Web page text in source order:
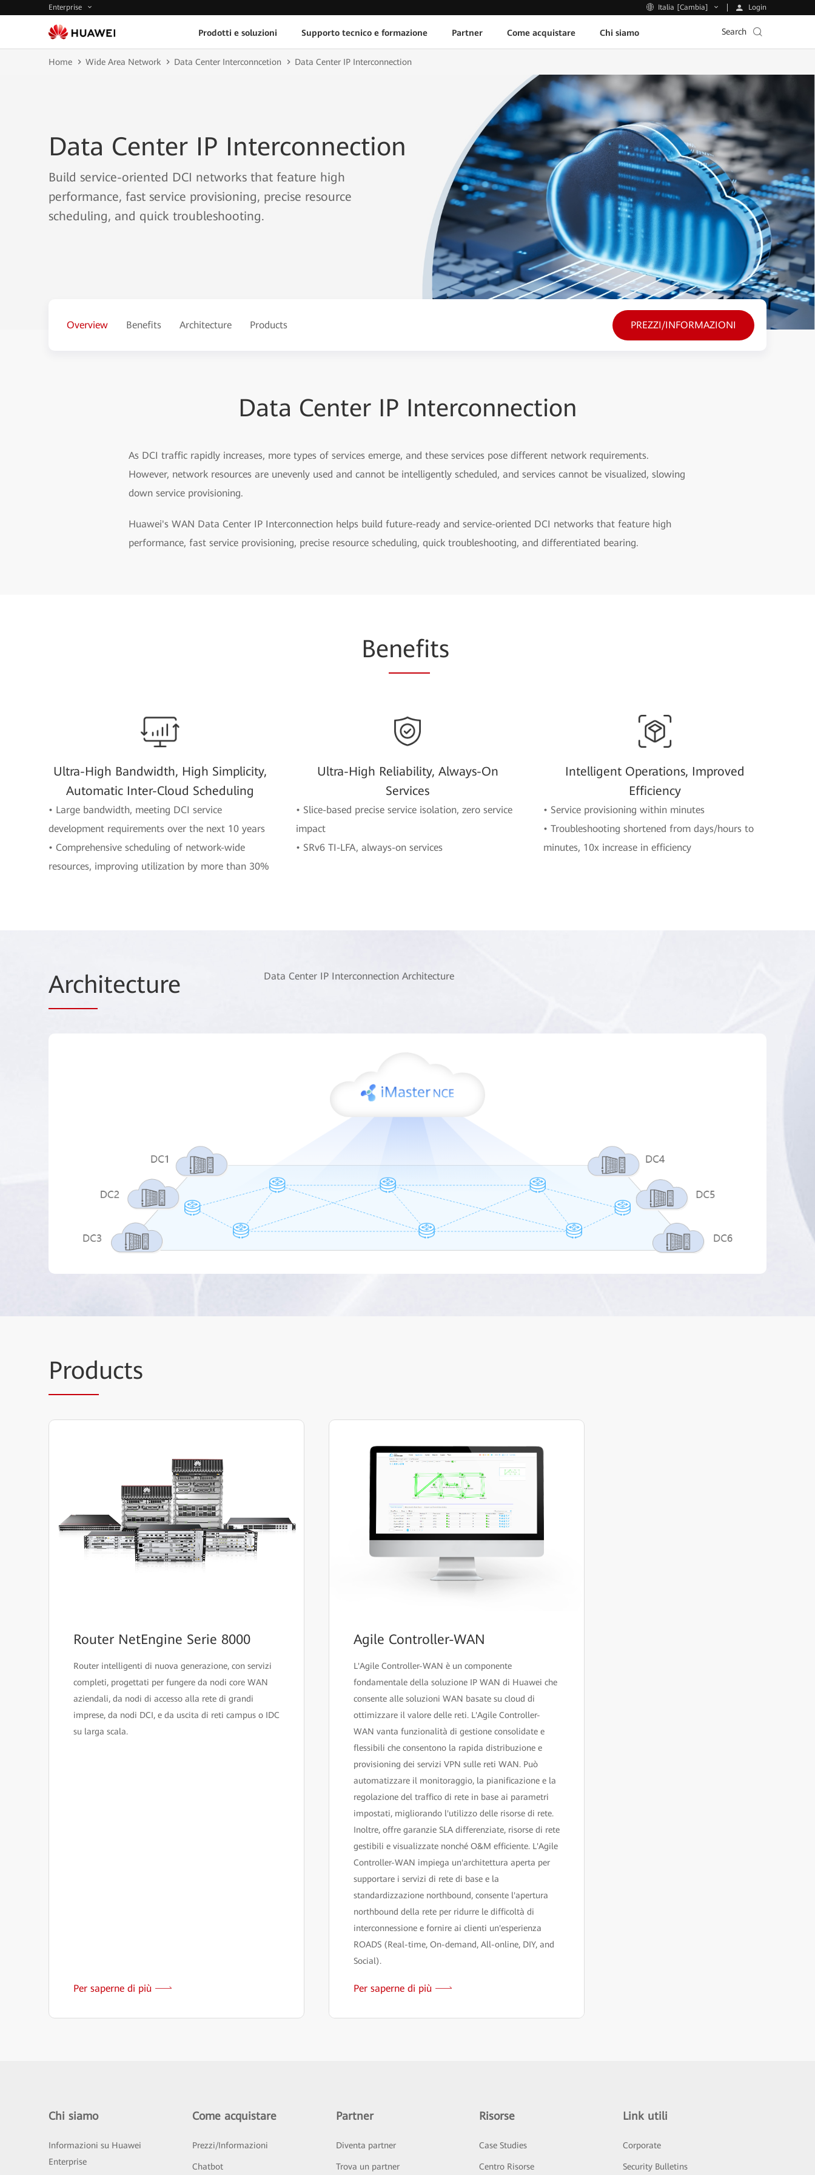
Enterprise Italia [Cambia] Login
Prodotti e soluzioni Supporto tecnico e formazione Partner Come acquistare Chi siamo Search
Home Wide Area Network Data Center Interconncetion Data Center IP Interconnection
Data Center IP Interconnection
Build service-oriented DCI networks that feature high
performance, fast service provisioning, precise resource
scheduling, and quick troubleshooting.
Overview Benefits Architecture Products PREZZI/INFORMAZIONI
Data Center IP Interconnection
As DCI traffic rapidly increases, more types of services emerge, and these services pose different network requirements.
However, network resources are unevenly used and cannot be intelligently scheduled, and services cannot be visualized, slowing
down service provisioning.
Huawei's WAN Data Center IP Interconnection helps build future-ready and service-oriented DCI networks that feature high
performance, fast service provisioning, precise resource scheduling, quick troubleshooting, and differentiated bearing.
Benefits
Ultra-High Bandwidth, High Simplicity,
Automatic Inter-Cloud Scheduling
• Large bandwidth, meeting DCI service
development requirements over the next 10 years
• Comprehensive scheduling of network-wide
resources, improving utilization by more than 30%
Ultra-High Reliability, Always-On
Services
• Slice-based precise service isolation, zero service
impact
• SRv6 TI-LFA, always-on services
Intelligent Operations, Improved
Efficiency
• Service provisioning within minutes
• Troubleshooting shortened from days/hours to
minutes, 10x increase in efficiency
Architecture Data Center IP Interconnection Architecture
Products
Router NetEngine Serie 8000
Router intelligenti di nuova generazione, con servizi
completi, progettati per fungere da nodi core WAN
aziendali, da nodi di accesso alla rete di grandi
imprese, da nodi DCI, e da uscita di reti campus o IDC
su larga scala.
Per saperne di più
Agile Controller-WAN
L'Agile Controller-WAN è un componente
fondamentale della soluzione IP WAN di Huawei che
consente alle soluzioni WAN basate su cloud di
ottimizzare il valore delle reti. L'Agile Controller-
WAN vanta funzionalità di gestione consolidate e
flessibili che consentono la rapida distribuzione e
provisioning dei servizi VPN sulle reti WAN. Può
automatizzare il monitoraggio, la pianificazione e la
regolazione del traffico di rete in base ai parametri
impostati, migliorando l'utilizzo delle risorse di rete.
Inoltre, offre garanzie SLA differenziate, risorse di rete
gestibili e visualizzate nonché O&M efficiente. L'Agile
Controller-WAN impiega un'architettura aperta per
supportare i servizi di rete di base e la
standardizzazione northbound, consente l'apertura
northbound della rete per ridurre le difficoltà di
interconnessione e fornire ai clienti un'esperienza
ROADS (Real-time, On-demand, All-online, DIY, and
Social).
Per saperne di più
Chi siamo
Informazioni su Huawei
Enterprise
Come acquistare
Prezzi/Informazioni
Chatbot
Partner
Diventa partner
Trova un partner
Risorse
Case Studies
Centro Risorse
Link utili
Corporate
Security Bulletins